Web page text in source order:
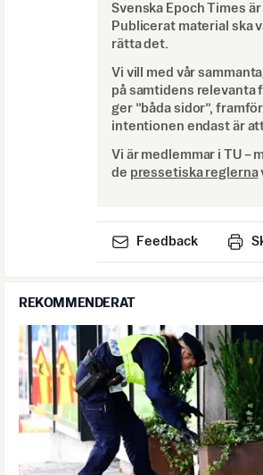
Svenska Epoch Times
Publicerat material ska
rätta det.
Vi vill med vår
på samtidens relevanta
ger ”båda sidor”,
intentionen endast är
Vi är medlemmar i TU –
de pressetiska reglerna
Feedback
REKOMMENDERAT